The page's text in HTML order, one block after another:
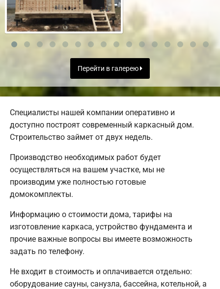
Перейти в галерею
Специалисты нашей компании оперативно и
доступно построят современный каркасный дом.
Строительство займет от двух недель.
Производство необходимых работ будет
осуществляться на вашем участке, мы не
производим уже полностью готовые
домокомплекты.
Информацию о стоимости дома, тарифы на
изготовление каркаса, устройство фундамента и
прочие важные вопросы вы имеете возможность
задать по телефону.
Не входит в стоимость и оплачивается отдельно:
оборудование сауны, санузла, бассейна, котельной, а